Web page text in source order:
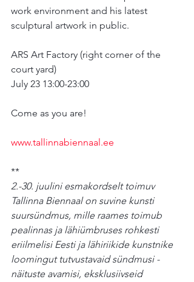
work environment and his latest
sculptural artwork in public.
ARS Art Factory (right corner of the
court yard)
July 23 13:00-23:00
Come as you are!
www.tallinnabiennaal.ee
**
2.-30. juulini esmakordselt toimuv
Tallinna Biennaal on suvine kunsti
suursündmus, mille raames toimub
pealinnas ja lähiümbruses rohkesti
eriilmelisi Eesti ja lähiriikide kunstnike
loomingut tutvustavaid sündmusi -
näituste avamisi, eksklusiivseid